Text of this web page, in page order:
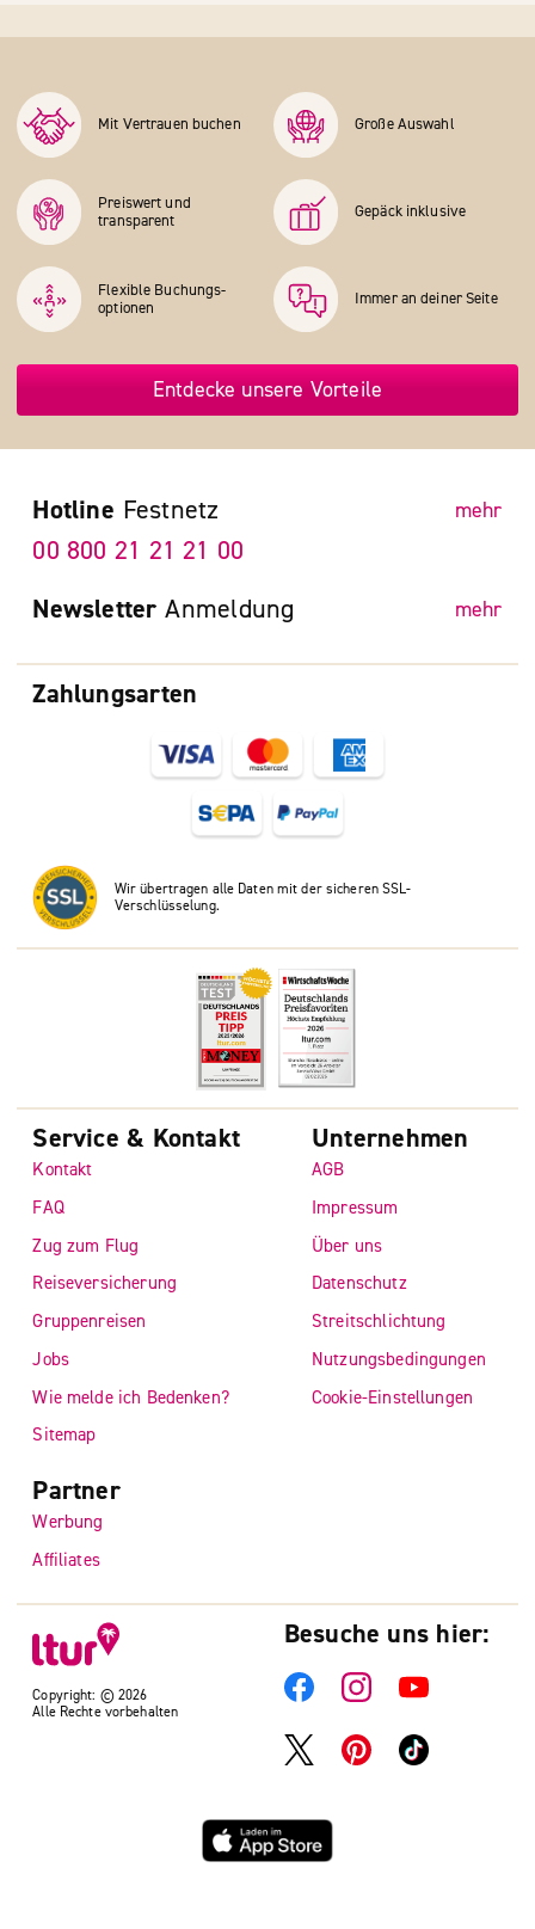
Mit Vertrauen buchen Große Auswahl
Preiswert und
transparent
Gepäck inklusive
Flexible Buchungs­
optionen
Immer an deiner Seite
Entdecke unsere Vorteile
Zahlungsarten
Wir übertragen alle Daten mit der sicheren SSL-
Verschlüsselung.
Hotline Festnetz mehr
00 800 21 21 21 00
Newsletter Anmeldung mehr
Copyright: © 2026
Alle Rechte vorbehalten
Service & Kontakt
Kontakt
FAQ
Zug zum Flug
Reiseversicherung
Gruppenreisen
Jobs
Wie melde ich Bedenken?
Sitemap
Unternehmen
AGB
Impressum
Über uns
Datenschutz
Streitschlichtung
Nutzungsbedingungen
Cookie-Einstellungen
Partner
Werbung
Affiliates
Besuche uns hier: